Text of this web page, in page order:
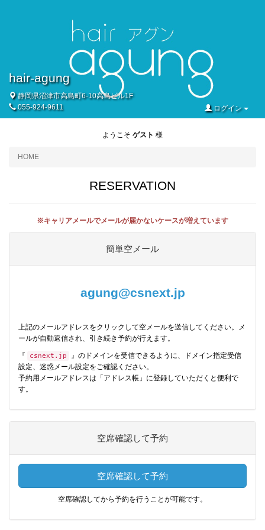
hair-agung
静岡県沼津市高島町6-10高島ビル1F
055-924-9611
ログイン
ようこそ ゲスト 様
HOME
RESERVATION
※キャリアメールでメールが届かないケースが増えています
簡単空メール
agung@csnext.jp
上記のメールアドレスをクリックして空メールを送信してください。メ
ールが自動返信され、引き続き予約が行えます。
『 csnext.jp
』のドメインを受信できるように、ドメイン指定受信
設定、迷惑メール設定をご確認ください。
予約用メールアドレスは「アドレス帳」に登録していただくと便利で
す。
空席確認して予約
空席確認して予約
空席確認してから予約を行うことが可能です。